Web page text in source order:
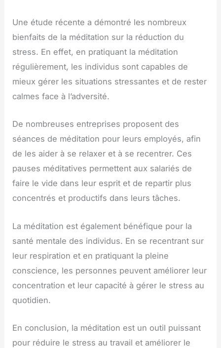
Une étude récente a démontré les nombreux
bienfaits de la méditation sur la réduction du
stress. En effet, en pratiquant la méditation
régulièrement, les individus sont capables de
mieux gérer les situations stressantes et de rester
calmes face à l’adversité.
De nombreuses entreprises proposent des
séances de méditation pour leurs employés, afin
de les aider à se relaxer et à se recentrer. Ces
pauses méditatives permettent aux salariés de
faire le vide dans leur esprit et de repartir plus
concentrés et productifs dans leurs tâches.
La méditation est également bénéfique pour la
santé mentale des individus. En se recentrant sur
leur respiration et en pratiquant la pleine
conscience, les personnes peuvent améliorer leur
concentration et leur capacité à gérer le stress au
quotidien.
En conclusion, la méditation est un outil puissant
pour réduire le stress au travail et améliorer le